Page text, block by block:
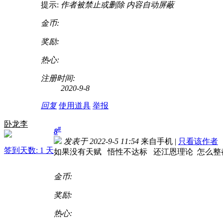
提示: 作者被禁止或删除 内容自动屏蔽
金币:
奖励:
热心:
注册时间:
2020-9-8
回复 使用道具 举报
卧龙李
签到天数: 1 天
8#
发表于 2022-9-5 11:54 来自手机 | 只看该作者
如果没有天赋 悟性不达标 还江恩理论 怎么
金币:
奖励:
热心: